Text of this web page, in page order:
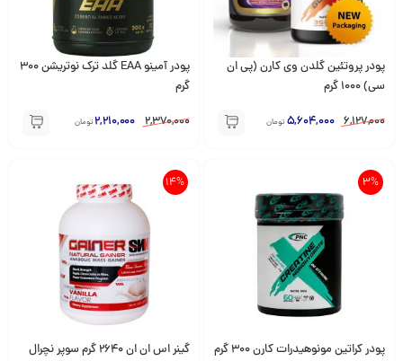
پودر پروتئین گلدن وی کارن (پی ان
سی) 1000 گرم
6,127,000
5,604,000 تومان
پودر آمینو EAA گلد ترک نوتریشن 300
گرم
2,370,000
2,210,000 تومان
3%
پودر کراتین مونوهیدرات کارن 300 گرم
14%
گینر اس ان ان 2640 گرم سوپر نچرال